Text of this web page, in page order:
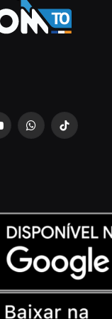
WhatsAppTikTok